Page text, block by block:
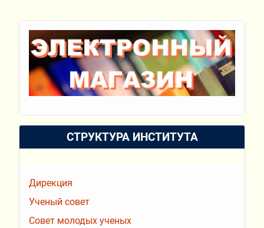
СТРУКТУРА ИНСТИТУТА
Дирекция
Ученый совет
Совет молодых ученых